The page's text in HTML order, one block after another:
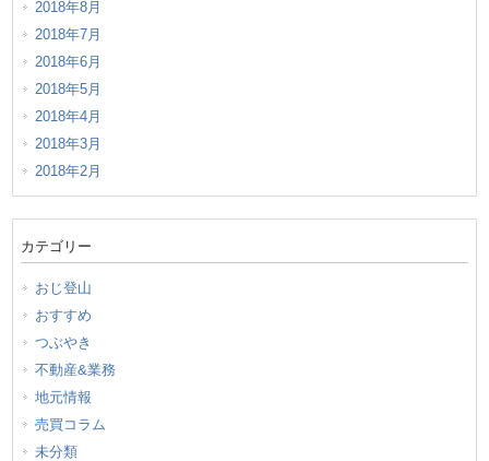
2018年8月
2018年7月
2018年6月
2018年5月
2018年4月
2018年3月
2018年2月
カテゴリー
おじ登山
おすすめ
つぶやき
不動産&業務
地元情報
売買コラム
未分類